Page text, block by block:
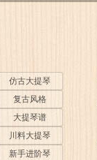
仿古大提琴
复古风格
大提琴谱
川料大提琴
新手进阶琴